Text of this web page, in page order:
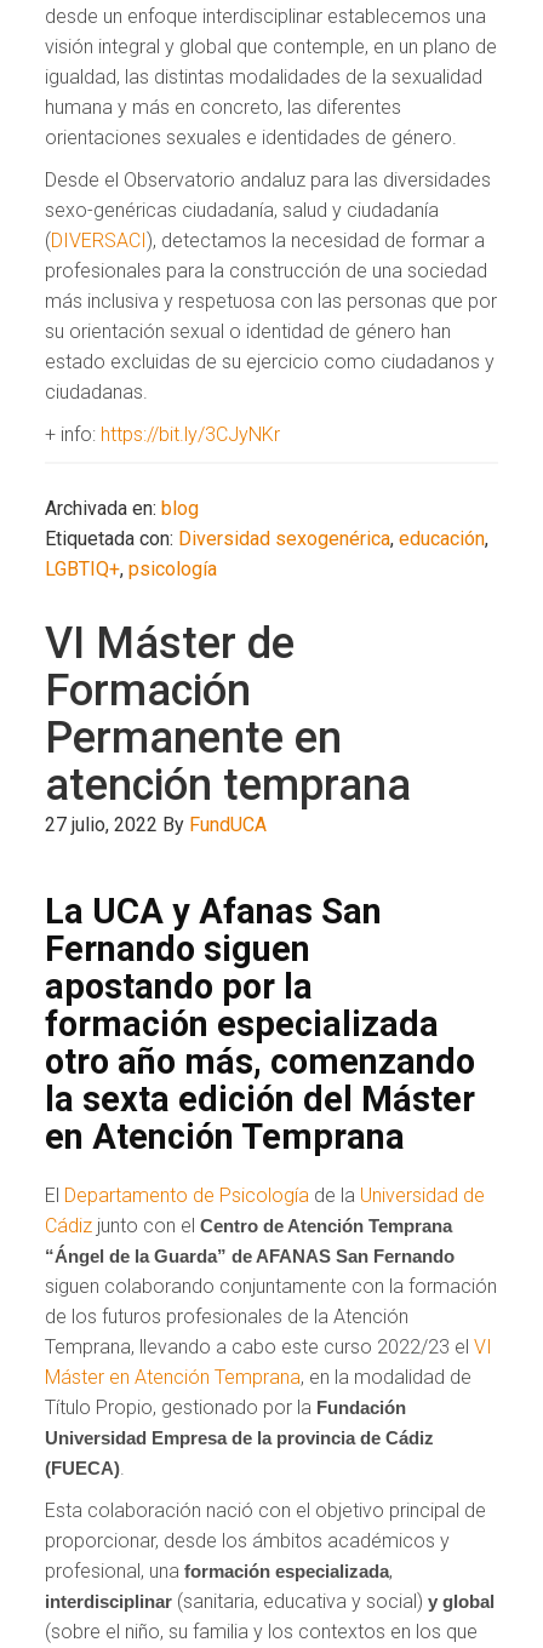
desde un enfoque interdisciplinar establecemos una
visión integral y global que contemple, en un plano de
igualdad, las distintas modalidades de la sexualidad
humana y más en concreto, las diferentes
orientaciones sexuales e identidades de género.
Desde el Observatorio andaluz para las diversidades
sexo-genéricas ciudadanía, salud y ciudadanía
(DIVERSACI), detectamos la necesidad de formar a
profesionales para la construcción de una sociedad
más inclusiva y respetuosa con las personas que por
su orientación sexual o identidad de género han
estado excluidas de su ejercicio como ciudadanos y
ciudadanas.
+ info: https://bit.ly/3CJyNKr
Archivada en:blog
Etiquetada con: Diversidad sexogenérica,educación,
LGBTIQ+,psicología
VI Máster de
Formación
Permanente en
atención temprana
27 julio, 2022 By FundUCA
La UCA y Afanas San
Fernando siguen
apostando por la
formación especializada
otro año más, comenzando
la sexta edición del Máster
en Atención Temprana
El Departamento de Psicología de la Universidad de
Cádiz junto con elCentro de Atención Temprana
“Ángel de la Guarda” de AFANAS San Fernando
siguen colaborando conjuntamente con la formación
de los futuros profesionales de la Atención
Temprana, llevando a cabo este curso 2022/23 elVI
Máster en Atención Temprana, en la modalidad de
Título Propio, gestionado por la Fundación
Universidad Empresa de la provincia de Cádiz
(FUECA)
Esta colaboración nació con el objetivo principal de
proporcionar, desde los ámbitos académicos y
profesional, unaformación especializada,
interdisciplinar (sanitaria, educativa y social)y global
(sobre el niño, su familia y los contextos en los que